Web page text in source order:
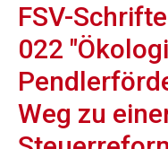
FSV-
022
Weg zu